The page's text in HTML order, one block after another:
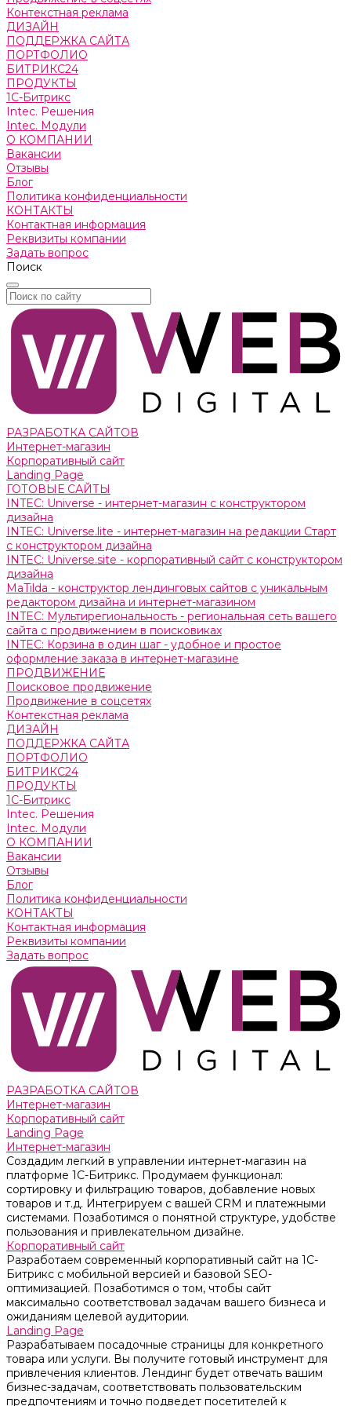
Контекстная реклама
ДИЗАЙН
ПОДДЕРЖКА САЙТА
ПОРТФОЛИО
БИТРИКС24
ПРОДУКТЫ
1С-Битрикс
Intec. Решения
Intec. Модули
О КОМПАНИИ
Вакансии
Отзывы
Блог
Политика конфиденциальности
КОНТАКТЫ
Контактная информация
Реквизиты компании
Задать вопрос
Поиск
РАЗРАБОТКА САЙТОВ
Интернет-магазин
Корпоративный сайт
Landing Page
ГОТОВЫЕ САЙТЫ
INTEC: Universe - интернет-магазин с конструктором
дизайна
INTEC: Universe.lite - интернет-магазин на редакции Старт
с конструктором дизайна
INTEC: Universe.site - корпоративный сайт с конструктором
дизайна
MaTilda - конструктор лендинговых сайтов с уникальным
редактором дизайна и интернет-магазином
INTEC: Мультирегиональность - региональная сеть вашего
сайта с продвижением в поисковиках
INTEC: Корзина в один шаг - удобное и простое
оформление заказа в интернет-магазине
ПРОДВИЖЕНИЕ
Поисковое продвижение
Продвижение в соцсетях
Контекстная реклама
ДИЗАЙН
ПОДДЕРЖКА САЙТА
ПОРТФОЛИО
БИТРИКС24
ПРОДУКТЫ
1С-Битрикс
Intec. Решения
Intec. Модули
О КОМПАНИИ
Вакансии
Отзывы
Блог
Политика конфиденциальности
КОНТАКТЫ
Контактная информация
Реквизиты компании
Задать вопрос
РАЗРАБОТКА САЙТОВ
Интернет-магазин
Корпоративный сайт
Landing Page
Интернет-магазин
Создадим легкий в управлении интернет-магазин на
платформе 1С-Битрикс. Продумаем функционал:
сортировку и фильтрацию товаров, добавление новых
товаров и т.д. Интегрируем с вашей CRM и платежными
системами. Позаботимся о понятной структуре, удобстве
пользования и привлекательном дизайне.
Корпоративный сайт
Разработаем современный корпоративный сайт на 1С-
Битрикс с мобильной версией и базовой SEO-
оптимизацией. Позаботимся о том, чтобы сайт
максимально соответствовал задачам вашего бизнеса и
ожиданиям целевой аудитории.
Landing Page
Разрабатываем посадочные страницы для конкретного
товара или услуги. Вы получите готовый инструмент для
привлечения клиентов. Лендинг будет отвечать вашим
бизнес-задачам, соответствовать пользовательским
предпочтениям и точно подведет посетителей к